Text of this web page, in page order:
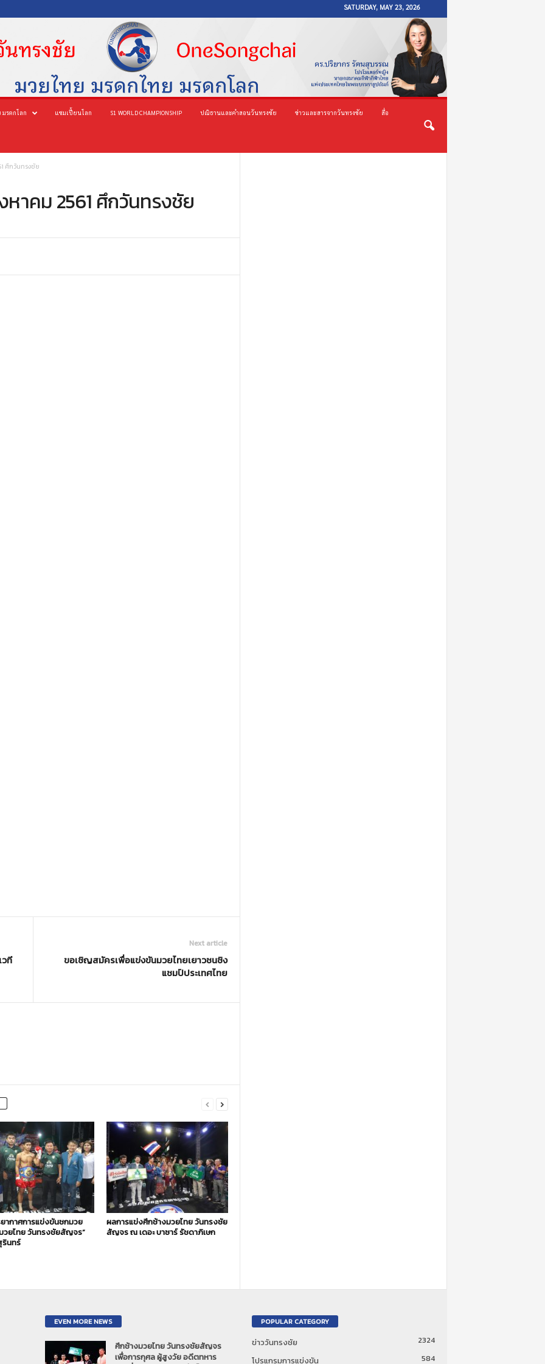
SATURDAY, MAY 23, 2026
รดกโลก แชมเปี้ยนโลก S1 WORLD CHAMPIONSHIP ปณิธานและคำสอนวันทรงชัย ข่าวและสารจากวันทรงชัย สื่อ
ศึกวันทรงชัย
าคม 2561 ศึกวันทรงชัย
ที
Next article
ขอเชิญสมัครเพื่อแข่งขันมวยไทยเยาวชนชิง
แชมป์ประเทศไทย
ากาศการแข่งขันชกมวย
วยไทย วันทรงชัยสัญจร”
นทร์
ผลการแข่งศึกช้างมวยไทย วันทรงชัย
สัญจร ณ เดอะ บาซาร์ รัชดาภิเษก
EVEN MORE NEWS
ศึกช้างมวยไทย วันทรงชัยสัญจร
เพื่อการกุศล ผู้สูงวัย อดีตทหาร
POPULAR CATEGORY
ข่าววันทรงชัย
2324
โปรแกรมการแข่งขัน
584